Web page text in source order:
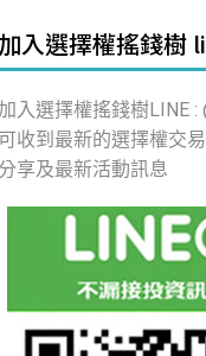
加入選擇權搖錢樹
加入選擇權搖錢樹LINE :
可收到最新的選擇權交
分享及最新活動訊息